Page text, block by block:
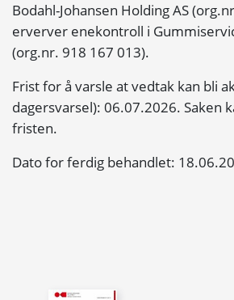
Bodahl-Johansen Holding AS
erverver enekontroll i
(org.nr. 918 167 013).
Frist for å varsle at vedtak kan bli
dagersvarsel): 06.07.2026. Saken
fristen.
Dato for ferdig behandlet: